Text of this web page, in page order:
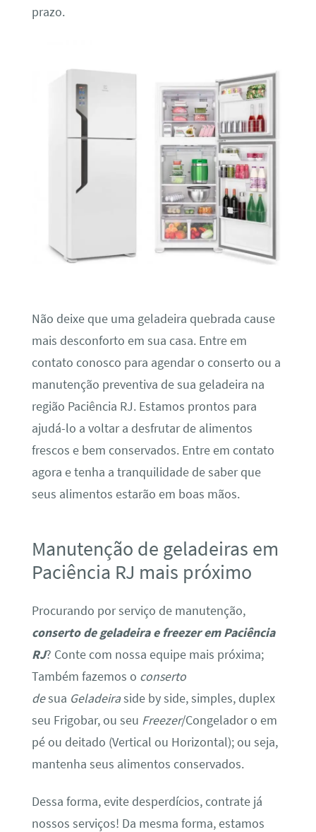
prazo.
Não deixe que uma geladeira quebrada cause
mais desconforto em sua casa. Entre em
contato conosco para agendar o conserto ou a
manutenção preventiva de sua geladeira na
região Paciência RJ. Estamos prontos para
ajudá-lo a voltar a desfrutar de alimentos
frescos e bem conservados. Entre em contato
agora e tenha a tranquilidade de saber que
seus alimentos estarão em boas mãos.
Manutenção de geladeiras em
Paciência RJ mais próximo
Procurando por serviço de manutenção,
conserto de geladeira e freezer em Paciência
RJ? Conte com nossa equipe mais próxima;
Também fazemos o conserto
desua Geladeiraside by side, simples, duplex
seu Frigobar, ou seu Freezer/Congelador o em
pé ou deitado (Vertical ou Horizontal); ou seja,
mantenha seus alimentos conservados.
Dessa forma, evite desperdícios, contrate já
nossos serviços! Da mesma forma, estamos